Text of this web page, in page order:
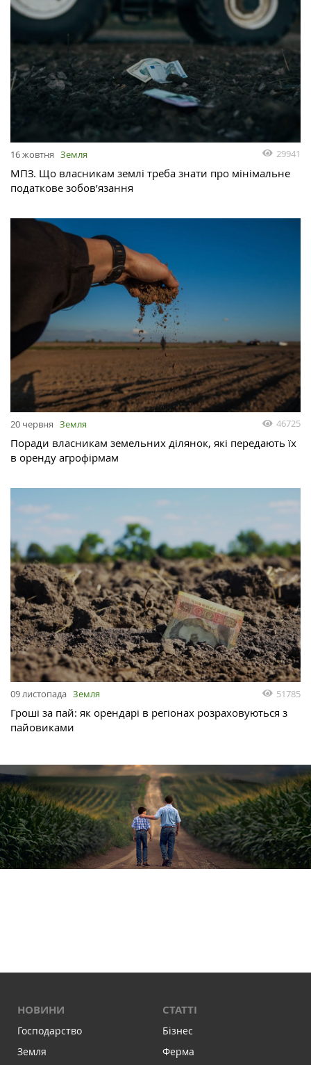
16 жовтня Земля 29941
МПЗ. Що власникам землі треба знати про мінімальне
податкове зобов’язання
20 червня Земля 46725
Поради власникам земельних ділянок, які передають їх
в оренду агрофірмам
09 листопада Земля 51785
Гроші за пай: як орендарі в регіонах розраховуються з
пайовиками
НОВИНИ
Господарство
Земля
СТАТТІ
Бізнес
Ферма